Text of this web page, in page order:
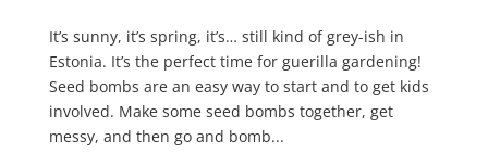
It’s sunny, it’s spring, it’s… still kind of grey-ish in
Estonia. It’s the perfect time for guerilla gardening!
Seed bombs are an easy way to start and to get kids
involved. Make some seed bombs together, get
messy, and then go and bomb...